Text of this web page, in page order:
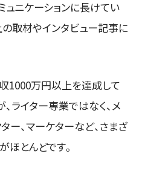
ュニケーションに長けてい
取材やインタビュー記事に
1000万円以上を達成して
ライター専業ではなく、メ
ー、マーケターなど、さまざ
ほとんどです。